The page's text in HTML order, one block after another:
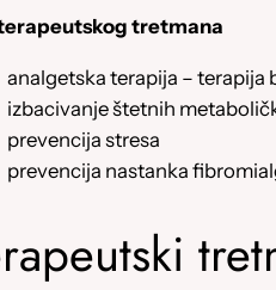
tretmana
analgetska terapija – terapija
izbacivanje štetnih
prevencija stresa
prevencija nastanka